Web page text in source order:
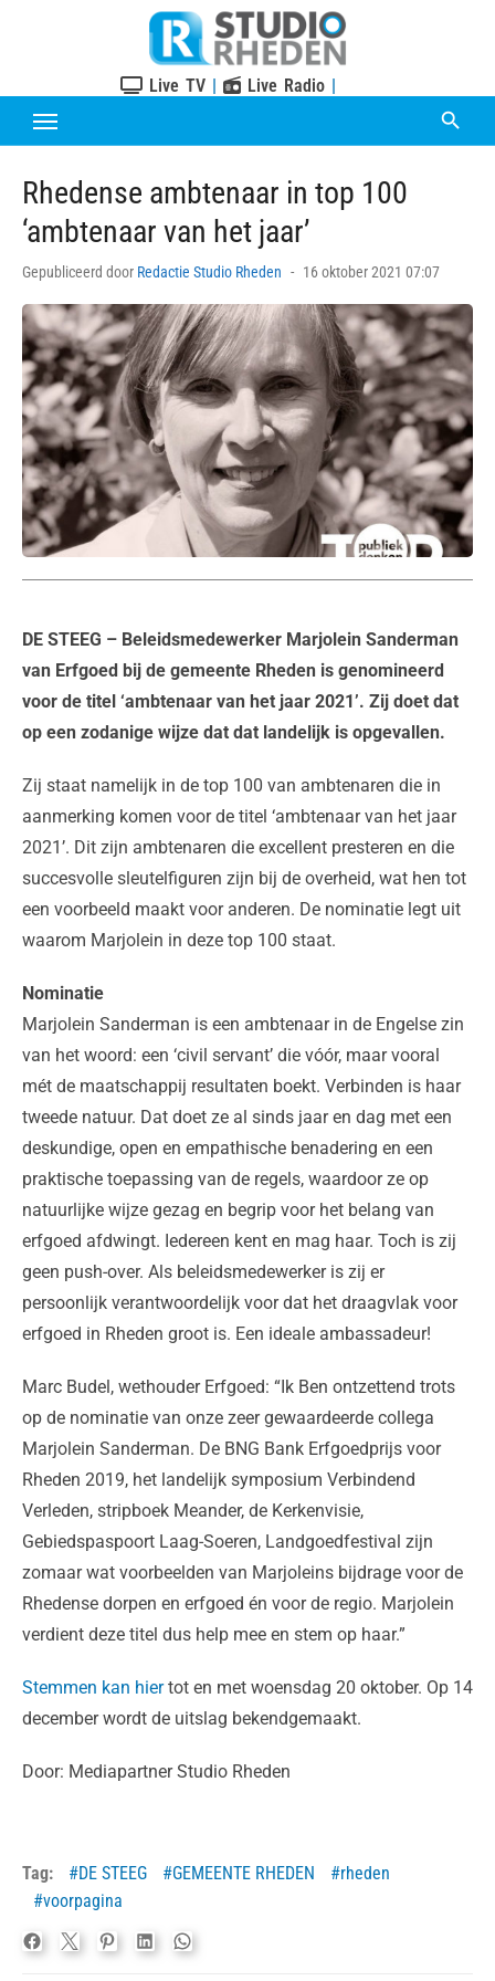
Live TV | Live Radio |
Rhedense ambtenaar in top 100
‘ambtenaar van het jaar’
Gepubliceerd door Redactie Studio Rheden
Posted
16 oktober 2021 07:07
DE STEEG – Beleidsmedewerker Marjolein Sanderman
van Erfgoed bij de gemeente Rheden is genomineerd
voor de titel ‘ambtenaar van het jaar 2021’. Zij doet dat
op een zodanige wijze dat dat landelijk is opgevallen.
Zij staat namelijk in de top 100 van ambtenaren die in
aanmerking komen voor de titel ‘ambtenaar van het jaar
2021’. Dit zijn ambtenaren die excellent presteren en die
succesvolle sleutelfiguren zijn bij de overheid, wat hen tot
een voorbeeld maakt voor anderen. De nominatie legt uit
waarom Marjolein in deze top 100 staat.
Nominatie
Marjolein Sanderman is een ambtenaar in de Engelse zin
van het woord: een ‘civil servant’ die vóór, maar vooral
mét de maatschappij resultaten boekt. Verbinden is haar
tweede natuur. Dat doet ze al sinds jaar en dag met een
deskundige, open en empathische benadering en een
praktische toepassing van de regels, waardoor ze op
natuurlijke wijze gezag en begrip voor het belang van
erfgoed afdwingt. Iedereen kent en mag haar. Toch is zij
geen push-over. Als beleidsmedewerker is zij er
persoonlijk verantwoordelijk voor dat het draagvlak voor
erfgoed in Rheden groot is. Een ideale ambassadeur!
Marc Budel, wethouder Erfgoed: “Ik Ben ontzettend trots
op de nominatie van onze zeer gewaardeerde collega
Marjolein Sanderman. De BNG Bank Erfgoedprijs voor
Rheden 2019, het landelijk symposium Verbindend
Verleden, stripboek Meander, de Kerkenvisie,
Gebiedspaspoort Laag-Soeren, Landgoedfestival zijn
zomaar wat voorbeelden van Marjoleins bijdrage voor de
Rhedense dorpen en erfgoed én voor de regio. Marjolein
verdient deze titel dus help mee en stem op haar.”
Stemmen kan hiertot en met woensdag 20 oktober. Op 14
december wordt de uitslag bekendgemaakt.
Door: Mediapartner Studio Rheden
Tag: DE STEEG GEMEENTE RHEDEN
rheden
voorpagina